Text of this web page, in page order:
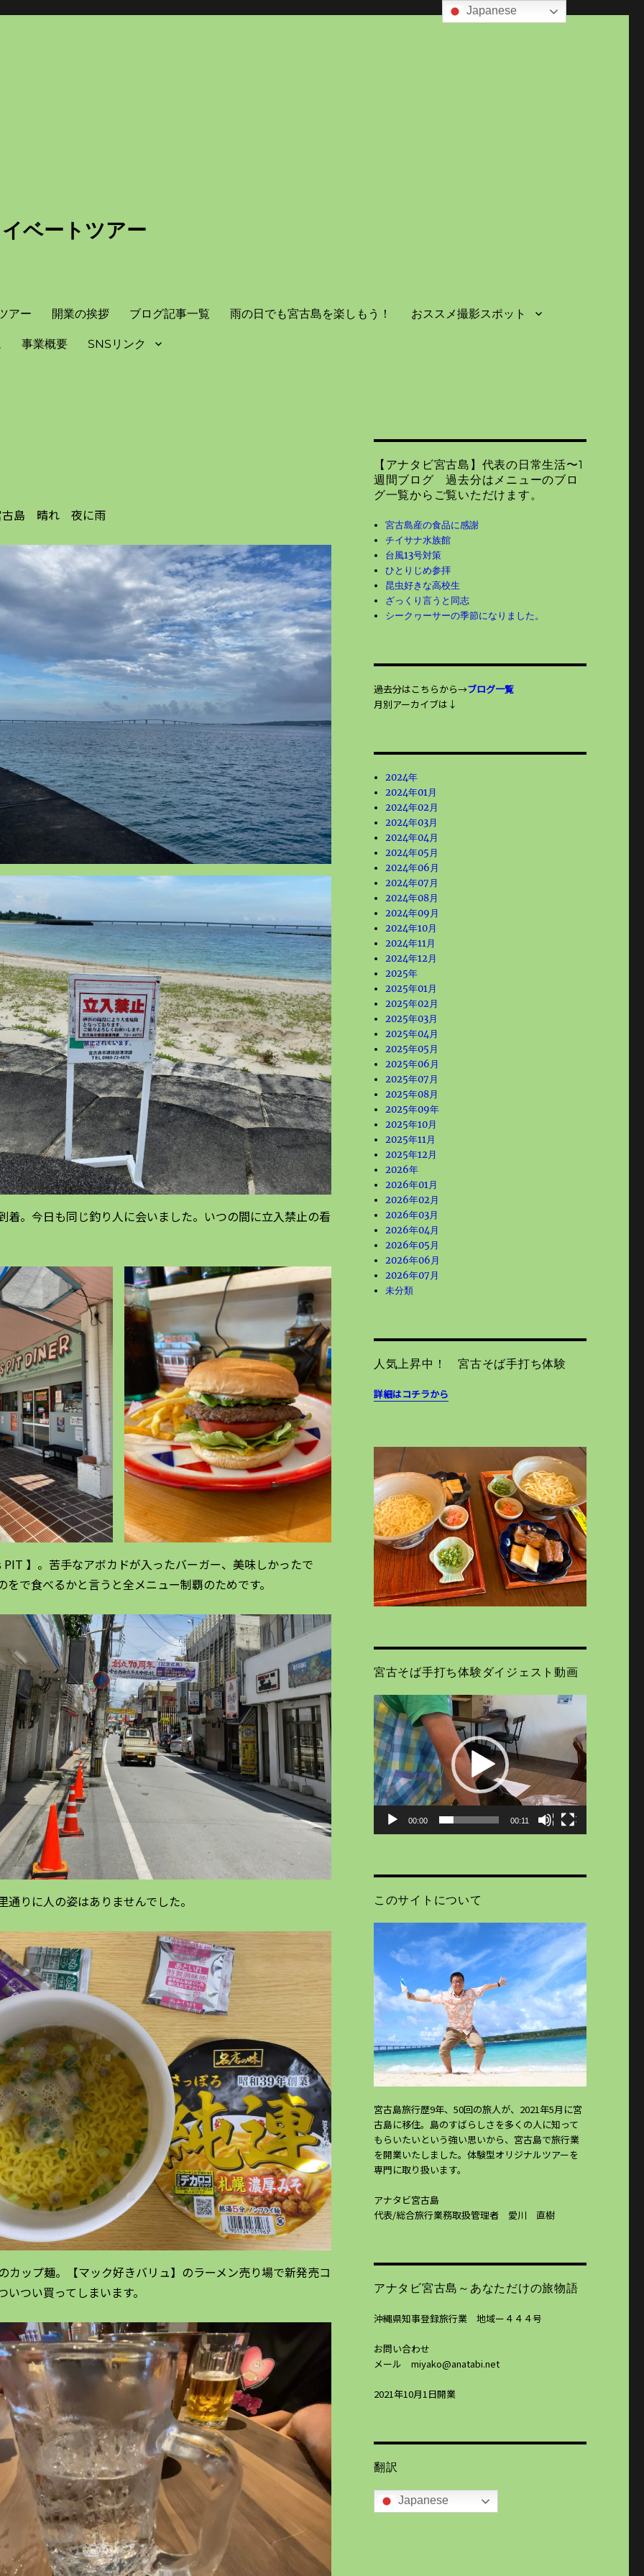
ベートツアー
アー 開業の挨拶 ブログ記事一覧 雨の日でも宮古島を楽しもう！ おススメ撮影スポット
事業概要 SNSリンク
古島 晴れ 夜に雨
着。今日も同じ釣り人に会いました。いつの間に立入禁止の看
PIT 】。苦手なアボカドが入ったバーガー、美味しかったで
をで食べるかと言うと全メニュー制覇のためです。
通りに人の姿はありませんでした。
カップ麺。【マック好きバリュ】のラーメン売り場で新発売コ
つい買ってしまいます。
【アナタビ宮古島】代表の日常生活〜1
週間ブログ 過去分はメニューのブロ
グ一覧からご覧いただけます。
宮古島産の食品に感謝
チイサナ水族館
台風13号対策
ひとりじめ参拝
昆虫好きな高校生
ざっくり言うと同志
シークヮーサーの季節になりました。
過去分はこちらから→ブログ一覧
月別アーカイブは↓
2024年
2024年01月
2024年02月
2024年03月
2024年04月
2024年05月
2024年06月
2024年07月
2024年08月
2024年09月
2024年10月
2024年11月
2024年12月
2025年
2025年01月
2025年02月
2025年03月
2025年04月
2025年05月
2025年06月
2025年07月
2025年08月
2025年09年
2025年10月
2025年11月
2025年12月
2026年
2026年01月
2026年02月
2026年03月
2026年04月
2026年05月
2026年06月
2026年07月
未分類
人気上昇中！ 宮古そば手打ち体験
詳細はコチラから
宮古そば手打ち体験ダイジェスト動画
動
画
プ
レ
ー
ヤ
ー
00:00 00:11
このサイトについて
宮古島旅行歴9年、50回の旅人が、2021年5月に宮
古島に移住。島のすばらしさを多くの人に知って
もらいたいという強い思いから、宮古島で旅行業
を開業いたしました。体験型オリジナルツアーを
専門に取り扱います。
アナタビ宮古島
代表/総合旅行業務取扱管理者 愛川 直樹
アナタビ宮古島～あなただけの旅物語
沖縄県知事登録旅行業 地域ー４４４号
お問い合わせ
メール miyako@anatabi.net
2021年10月1日開業
翻訳
Japanese
Japanese